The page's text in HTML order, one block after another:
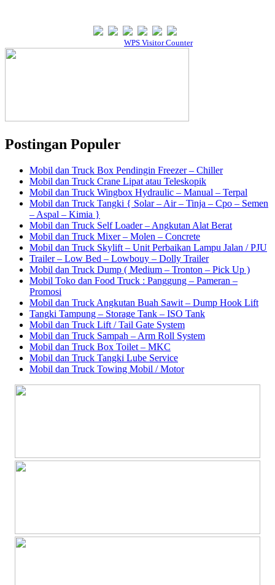
WPS Visitor Counter
Postingan Populer
Mobil dan Truck Box Pendingin Freezer – Chiller
Mobil dan Truck Crane Lipat atau Teleskopik
Mobil dan Truck Wingbox Hydraulic – Manual – Terpal
Mobil dan Truck Tangki { Solar – Air – Tinja – Cpo – Semen
– Aspal – Kimia }
Mobil dan Truck Self Loader – Angkutan Alat Berat
Mobil dan Truck Mixer – Molen – Concrete
Mobil dan Truck Skylift – Unit Perbaikan Lampu Jalan / PJU
Trailer – Low Bed – Lowbouy – Dolly Trailer
Mobil dan Truck Dump ( Medium – Tronton – Pick Up )
Mobil Toko dan Food Truck : Panggung – Pameran –
Promosi
Mobil dan Truck Angkutan Buah Sawit – Dump Hook Lift
Tangki Tampung – Storage Tank – ISO Tank
Mobil dan Truck Lift / Tail Gate System
Mobil dan Truck Sampah – Arm Roll System
Mobil dan Truck Box Toilet – MKC
Mobil dan Truck Tangki Lube Service
Mobil dan Truck Towing Mobil / Motor